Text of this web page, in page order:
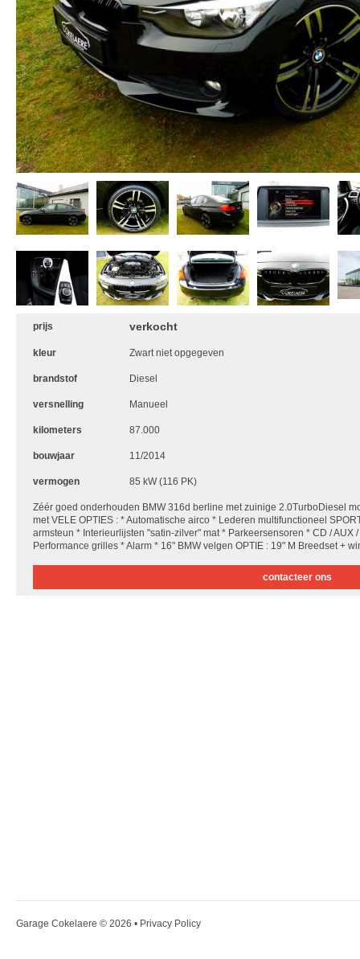
prijs verkocht
kleur Zwart niet opgegeven
brandstof Diesel
versnelling Manueel
kilometers 87.000
bouwjaar 11/2014
vermogen 85 kW (116 PK)
Zéér goed onderhouden BMW 316d berline met zuinige 2.0TurboDiesel
met VELE OPTIES : * Automatische airco * Lederen multifunctioneel
armsteun * Interieurlijsten "satin-zilver" mat * Parkeersensoren * CD / AUX
Performance grilles * Alarm * 16" BMW velgen OPTIE : 19" M Breedset +
contacteer ons
Garage Cokelaere © 2026 • Privacy Policy